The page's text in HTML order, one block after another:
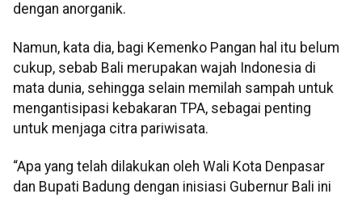
dengan anorganik.
Namun, kata dia, bagi Kemenko Pangan hal itu belum
cukup, sebab Bali merupakan wajah Indonesia di
mata dunia, sehingga selain memilah sampah untuk
mengantisipasi kebakaran TPA, sebagai penting
untuk menjaga citra pariwisata.
“Apa yang telah dilakukan oleh Wali Kota Denpasar
dan Bupati Badung dengan inisiasi Gubernur Bali ini